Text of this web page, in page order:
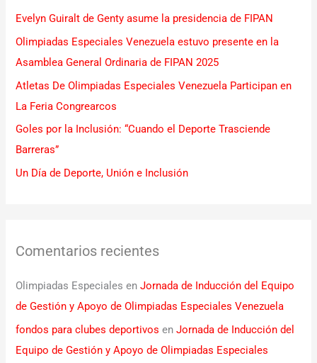
p
o
r
:
Evelyn Guiralt de Genty asume la presidencia de FIPAN
Olimpiadas Especiales Venezuela estuvo presente en la
Asamblea General Ordinaria de FIPAN 2025
Atletas De Olimpiadas Especiales Venezuela Participan en
La Feria Congrearcos
Goles por la Inclusión: “Cuando el Deporte Trasciende
Barreras”
Un Día de Deporte, Unión e Inclusión
Comentarios recientes
Olimpiadas Especiales enJornada de Inducción del Equipo
de Gestión y Apoyo de Olimpiadas Especiales Venezuela
fondos para clubes deportivos enJornada de Inducción del
Equipo de Gestión y Apoyo de Olimpiadas Especiales